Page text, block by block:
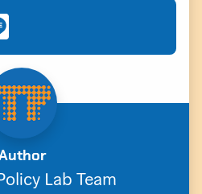
Lab Team